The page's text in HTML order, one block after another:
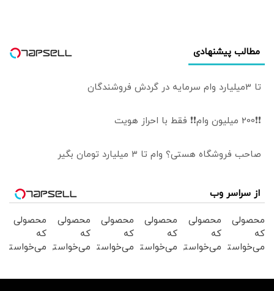
مطالب پیشنهادی
تا 3میلیارد وام سرمایه در گردش فروشندگان
❗❗200 میلیون وام❗❗ فقط با احراز هویت
صاحب فروشگاه هستی؟ وام تا ۳ میلیارد تومان بگیر
از سراسر وب
محصولی
که
می‌خواستی
محصولی
که
می‌خواستی
محصولی
که
می‌خواستی
محصولی
که
می‌خواستی
محصولی
که
می‌خواستی
محصولی
که
می‌خواستی